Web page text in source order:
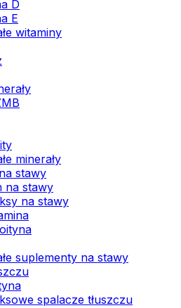
D
E
witaminy
minerały
stawy
na stawy
na stawy
suplementy na stawy
spalacze tłuszczu